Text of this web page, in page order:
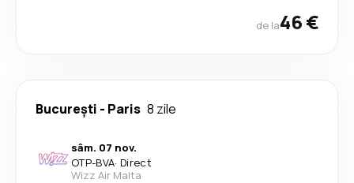
de la46 €
București - Paris 8 zile
sâm. 07 nov.
OTP-BVA· Direct
Wizz Air Malta